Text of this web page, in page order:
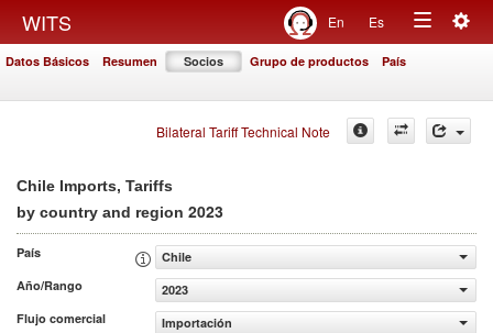
WITS En Es
Toggle
Datos Básicos Resumen Socios Grupo de productos País
Bilateral Tariff Technical Note
Chile Imports, Tariffs
by country and region 2023
País
Chile
Año/Rango
2023
Flujo comercial
Importación